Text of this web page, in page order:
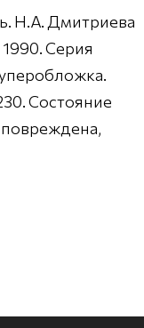
Н.А. Дмитриева
Серия
Состояние